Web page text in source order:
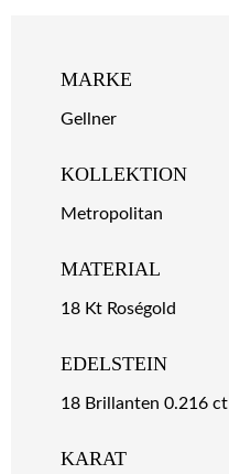
MARKE
Gellner
KOLLEKTION
Metropolitan
MATERIAL
18 Kt Roségold
EDELSTEIN
18 Brillanten 0.216 ct
KARAT